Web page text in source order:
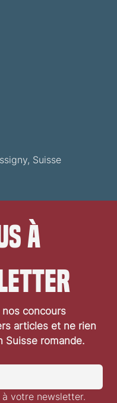
Suisse
à
concours
articles et ne rien
Suisse romande.
votre newsletter.